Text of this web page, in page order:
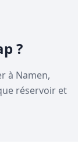
?
à Namen,
réservoir et